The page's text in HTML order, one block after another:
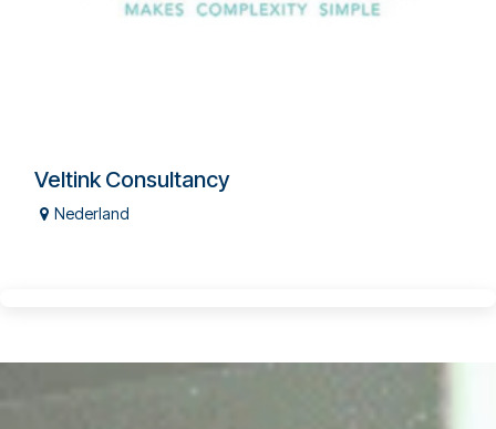
Veltink Consultancy
Nederland